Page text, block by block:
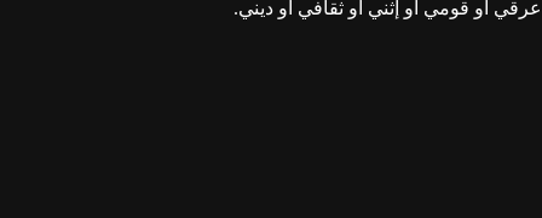
عرقي أو قومي أو إثني أو ثقافي أو ديني.